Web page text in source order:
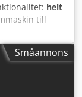
helt
till
med 2
126 mm. Max
till 600 g/m².
Småannons